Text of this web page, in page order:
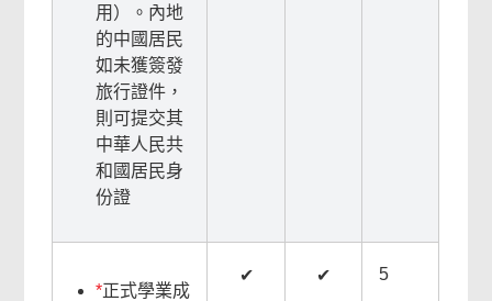
用）。內地
的中國居民
如未獲簽發
旅行證件，
則可提交其
中華人民共
和國居民身
份證
*正式學業成
✔ ✔ 5